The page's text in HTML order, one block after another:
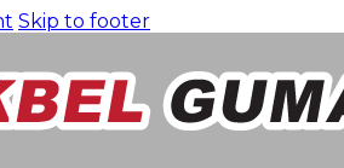
Skip to footer